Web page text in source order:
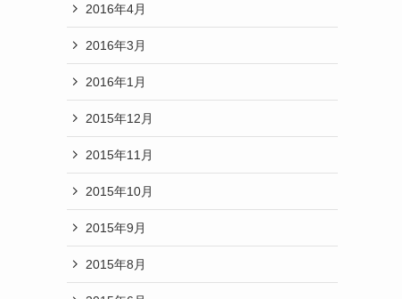
2016年4月
2016年3月
2016年1月
2015年12月
2015年11月
2015年10月
2015年9月
2015年8月